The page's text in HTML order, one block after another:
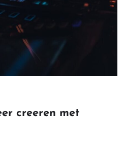
creeren met